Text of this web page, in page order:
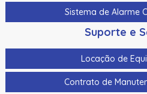
Sistema de Alarme
Suporte e
Locação de
Contrato de